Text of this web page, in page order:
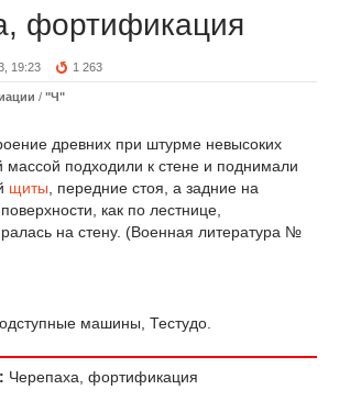
фортификация
19:23 1 263
/ "Ч"
древних при штурме невысоких
массой подходили к стене и поднимали
щиты , передние стоя, a задние на
как по лестнице,
на стену. (Военная литература №
машины, Тестудо.
Черепаха, фортификация